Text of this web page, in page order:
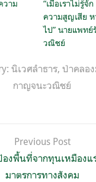
วาม
“เมื่อเราไม่รู้จั
ความสูญเสีย ห
ไป” นายแพท
วณิชย์
นิเวศลำธาร, ป่าคลอง
กาญจนะวณิชย์
Previous Post
งพื้นที่จากทุนเหมืองแ
มาตรการทางสังคม